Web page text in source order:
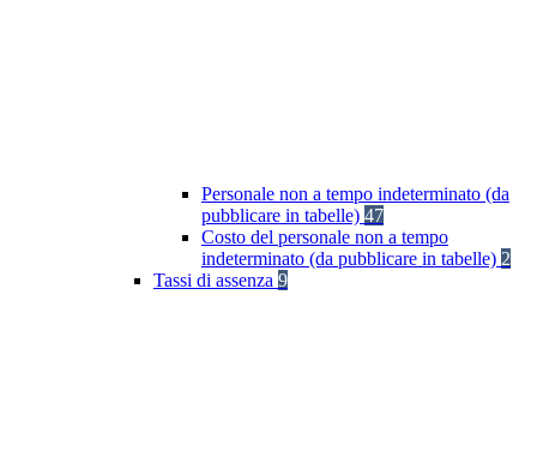
Personale non a tempo indeterminato (da
pubblicare in tabelle) 47
Costo del personale non a tempo
indeterminato (da pubblicare in tabelle) 2
Tassi di assenza 9